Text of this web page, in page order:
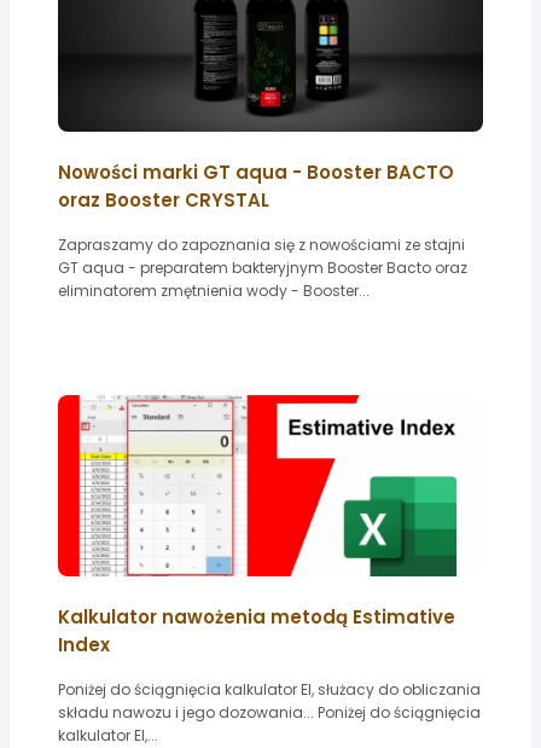
Nowości marki GT aqua - Booster BACTO
oraz Booster CRYSTAL
Zapraszamy do zapoznania się z nowościami ze stajni
GT aqua - preparatem bakteryjnym Booster Bacto oraz
eliminatorem zmętnienia wody - Booster...
Kalkulator nawożenia metodą Estimative
Index
Poniżej do ściągnięcia kalkulator EI, służacy do obliczania
składu nawozu i jego dozowania... Poniżej do ściągnięcia
kalkulator EI,...